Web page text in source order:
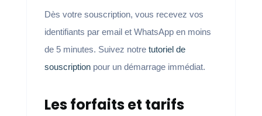
Dès votre souscription, vous recevez vos
identifiants par email et WhatsApp en moins
de 5 minutes. Suivez notre tutoriel de
souscriptionpour un démarrage immédiat.
Les forfaits et tarifs